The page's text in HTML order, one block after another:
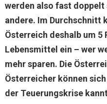
werden also fast
andere. Im Durchschnitt
Österreich deshalb um 5
Lebensmittel ein – wer
mehr sparen. Die
Österreicher können
der Teuerungskrise